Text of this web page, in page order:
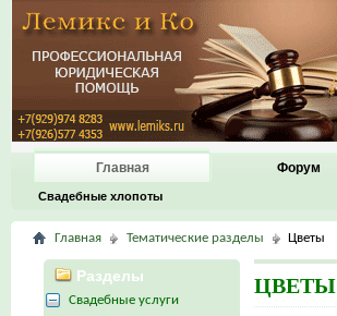
Главная
Свадебные хлопоты
Форум
Главная Тематические разделы Цветы
ЦВЕТЫ
Разделы
Свадебные услуги